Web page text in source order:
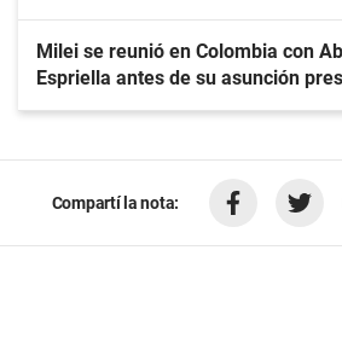
Milei se reunió en Colombia con
Espriella antes de su asunción
Compartí la nota: